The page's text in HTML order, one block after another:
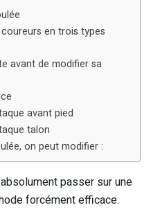
en trois types
avant de modifier sa
avant pied
talon
on peut modifier :
passer sur une
forcément efficace.